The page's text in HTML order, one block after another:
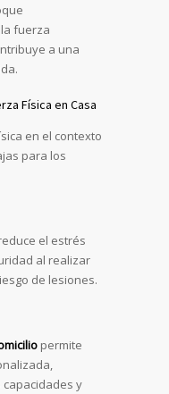
fuerza
a una
Física en Casa
en el contexto
para los
el estrés
al realizar
de lesiones.
permite
y